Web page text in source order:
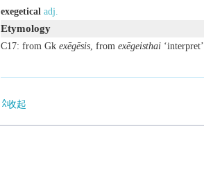
exegetical adj.
Etymology
C17: from Gk exēgēsis, from exēgeisthai‘interpret’.
收起